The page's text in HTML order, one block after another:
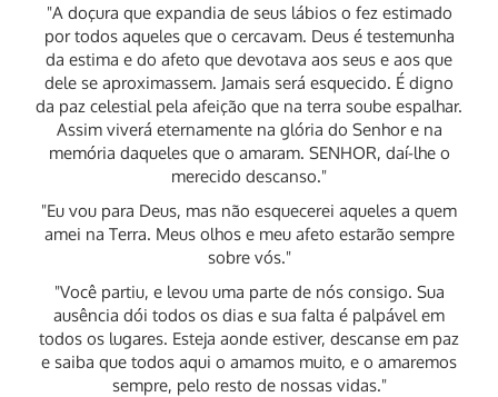
"A doçura que expandia de seus lábios o fez estimado
por todos aqueles que o cercavam. Deus é testemunha
da estima e do afeto que devotava aos seus e aos que
dele se aproximassem. Jamais será esquecido. É digno
da paz celestial pela afeição que na terra soube espalhar.
Assim viverá eternamente na glória do Senhor e na
memória daqueles que o amaram. SENHOR, daí-lhe o
merecido descanso."
"Eu vou para Deus, mas não esquecerei aqueles a quem
amei na Terra. Meus olhos e meu afeto estarão sempre
sobre vós."
"Você partiu, e levou uma parte de nós consigo. Sua
ausência dói todos os dias e sua falta é palpável em
todos os lugares. Esteja aonde estiver, descanse em paz
e saiba que todos aqui o amamos muito, e o amaremos
sempre, pelo resto de nossas vidas."